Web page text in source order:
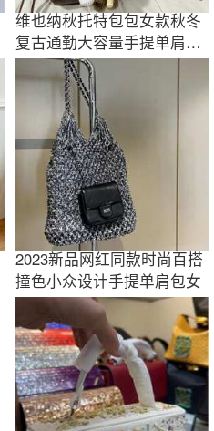
维也纳秋托特包包女款秋冬
复古通勤大容量手提单肩包
2025
2023新品网红同款时尚百搭
撞色小众设计手提单肩包女